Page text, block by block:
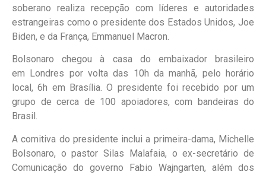
soberano realiza recepção com líderes e autoridades
estrangeiras como o presidente dos Estados Unidos, Joe
Biden, e da França, Emmanuel Macron.
Bolsonaro chegou à casa do embaixador brasileiro
em Londres por volta das 10h da manhã, pelo horário
local, 6h em Brasília. O presidente foi recebido por um
grupo de cerca de 100 apoiadores, com bandeiras do
Brasil.
A comitiva do presidente inclui a primeira-dama, Michelle
Bolsonaro, o pastor Silas Malafaia, o ex-secretário de
Comunicação do governo Fabio Wajngarten, além dos